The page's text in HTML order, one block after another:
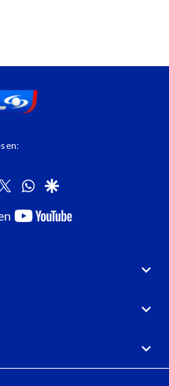
en:
twitterwhatsapp
google
youtube-